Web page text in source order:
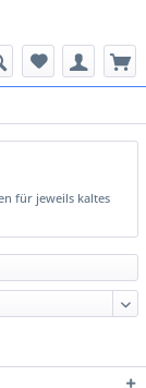
für jeweils kaltes